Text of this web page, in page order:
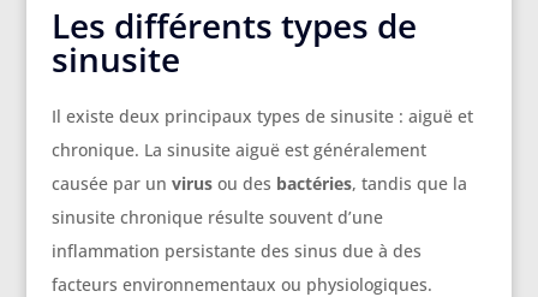
Les différents types de
sinusite
Il existe deux principaux types de sinusite : aiguë et
chronique. La sinusite aiguë est généralement
causée par un virusou des bactéries, tandis que la
sinusite chronique résulte souvent d’une
inflammation persistante des sinus due à des
facteurs environnementaux ou physiologiques.